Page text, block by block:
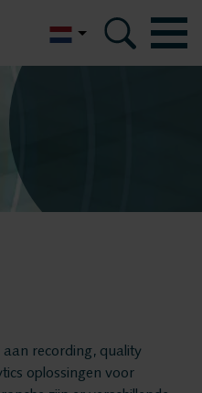
English
aan recording, quality
oplossingen voor